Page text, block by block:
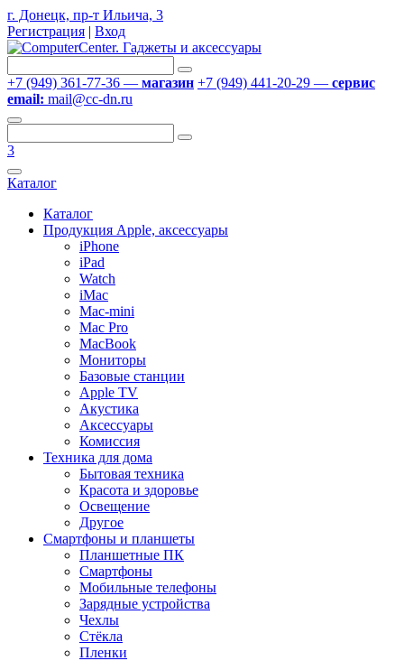
г. Донецк, пр-т Ильича, 3
Регистрация | Вход
+7 (949) 361-77-36 — магазин +7 (949) 441-20-29 — сервис
email: mail@cc-dn.ru
3
Каталог
Каталог
Продукция Apple, аксессуары
iPhone
iPad
Watch
iMac
Mac-mini
Mac Pro
MacBook
Мониторы
Базовые станции
Apple TV
Акустика
Аксессуары
Комиссия
Техника для дома
Бытовая техника
Красота и здоровье
Освещение
Другое
Смартфоны и планшеты
Планшетные ПК
Смартфоны
Мобильные телефоны
Зарядные устройства
Чехлы
Стёкла
Пленки